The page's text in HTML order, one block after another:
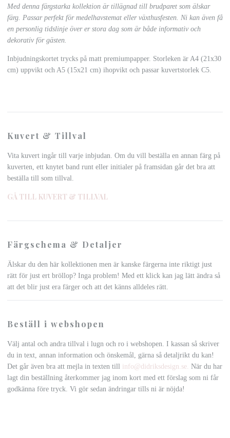
Med denna färgstarka kollektion är tillägnad till brudparet som älskar
färg. Passar perfekt för medelhavstemat eller växthusfesten. Ni kan även få
en personlig tidslinje över er stora dag som är både informativ och
dekorativ för gästen.
Inbjudningskortet trycks på matt premiumpapper. Storleken är A4 (21x30
cm) uppvikt och A5 (15x21 cm) ihopvikt och passar kuvertstorlek C5.
Kuvert & Tillval
Vita kuvert ingår till varje inbjudan. Om du vill beställa en annan färg på
kuverten, ett knytet band runt eller initialer på framsidan går det bra att
beställa till som tillval.
GÅ TILL KUVERT & TILLVAL
Färgschema & Detaljer
Älskar du den här kollektionen men är kanske färgerna inte riktigt just
rätt för just ert bröllop? Inga problem! Med ett klick kan jag lätt ändra så
att det blir just era färger och att det känns alldeles rätt.
Beställ i webshopen
Välj antal och andra tillval i lugn och ro i webshopen. I kassan så skriver
du in text, annan information och önskemål, gärna så detaljrikt du kan!
Det går även bra att mejla in texten till info@didriksdesign.se. När du har
lagt din beställning återkommer jag inom kort med ett förslag som ni får
godkänna före tryck. Vi gör sedan ändringar tills ni är nöjda!